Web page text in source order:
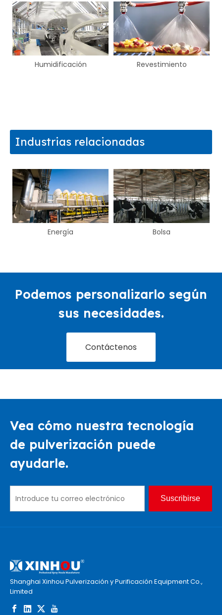
Humidificación Revestimiento
Industrias relacionadas
Energía Bolsa
Podemos personalizarlo según
sus necesidades.
Contáctenos
Vea cómo nuestra tecnología
de pulverización puede
ayudarle.
Suscribirse
Shanghai Xinhou Pulverización y Purificación Equipment Co.,
Limited